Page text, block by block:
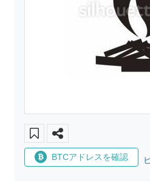
BTCアドレスを確認